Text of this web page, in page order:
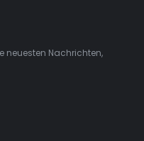
neuesten Nachrichten,